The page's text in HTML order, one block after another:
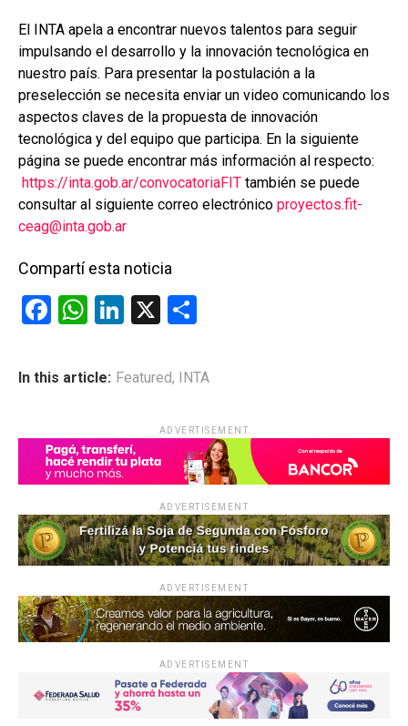
El INTA apela a encontrar nuevos talentos para seguir
impulsando el desarrollo y la innovación tecnológica en
nuestro país. Para presentar la postulación a la
preselección se necesita enviar un video comunicando los
aspectos claves de la propuesta de innovación
tecnológica y del equipo que participa. En la siguiente
página se puede encontrar más información al respecto:
https://inta.gob.ar/convocatoriaFIT también se puede
consultar al siguiente correo electrónico proyectos.fit-
ceag@inta.gob.ar
Compartí esta noticia
F
ce
o
k
W
at
p
p
Li
ke
X
m
ar
tir
In this article: Featured, INTA
ADVERTISEMENT
ADVERTISEMENT
ADVERTISEMENT
ADVERTISEMENT